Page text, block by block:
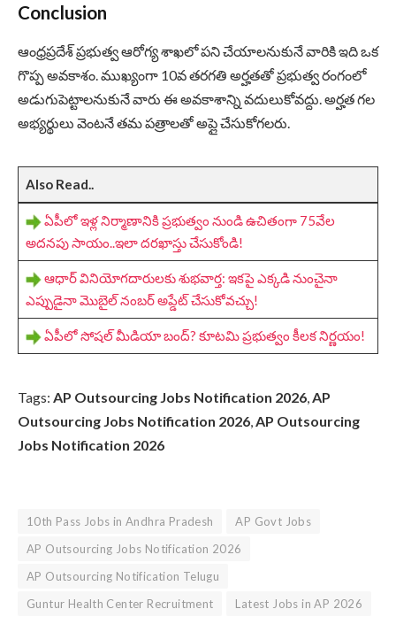
Conclusion
ఆంధ్రప్రదేశ్ ప్రభుత్వ ఆరోగ్య శాఖలో పని చేయాలనుకునే వారికి ఇది ఒక
గొప్ప అవకాశం. ముఖ్యంగా 10వ తరగతి అర్హతతో ప్రభుత్వ రంగంలో
అడుగుపెట్టాలనుకునే వారు ఈ అవకాశాన్ని వదులుకోవద్దు. అర్హత గల
అభ్యర్థులు వెంటనే తమ పత్రాలతో అప్లై చేసుకోగలరు.
Also Read..
ఏపీలో ఇళ్ల నిర్మాణానికి ప్రభుత్వం నుండి ఉచితంగా 75వేల
అదనపు సాయం..ఇలా దరఖాస్తు చేసుకోండి!
ఆధార్ వినియోగదారులకు శుభవార్త: ఇకపై ఎక్కడి నుంచైనా
ఎప్పుడైనా మొబైల్ నంబర్ అప్డేట్ చేసుకోవచ్చు!
ఏపీలో సోషల్ మీడియా బంద్? కూటమి ప్రభుత్వం కీలక నిర్ణయం!
Tags: AP Outsourcing Jobs Notification 2026 AP
Outsourcing Jobs Notification 2026 AP Outsourcing
Jobs Notification 2026
10th Pass Jobs in Andhra Pradesh
AP Govt Jobs
AP Outsourcing Jobs Notification 2026
AP Outsourcing Notification Telugu
Guntur Health Center Recruitment
Latest Jobs in AP 2026